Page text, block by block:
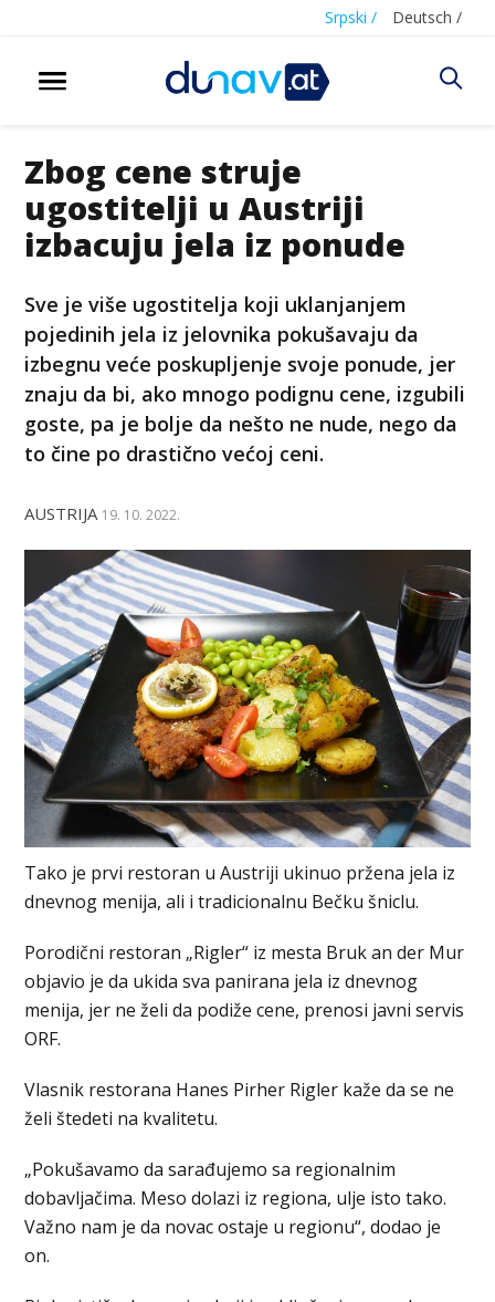
Srpski / Deutsch /
Zbog cene struje
ugostitelji u Austriji
izbacuju jela iz ponude
Sve je više ugostitelja koji uklanjanjem
pojedinih jela iz jelovnika pokušavaju da
izbegnu veće poskupljenje svoje ponude, jer
znaju da bi, ako mnogo podignu cene, izgubili
goste, pa je bolje da nešto ne nude, nego da
to čine po drastično većoj ceni.
AUSTRIJA 19. 10. 2022.
Tako je prvi restoran u Austriji ukinuo pržena jela iz
dnevnog menija, ali i tradicionalnu Bečku šniclu.
Porodični restoran „Rigler“ iz mesta Bruk an der Mur
objavio je da ukida sva panirana jela iz dnevnog
menija, jer ne želi da podiže cene, prenosi javni servis
ORF.
Vlasnik restorana Hanes Pirher Rigler kaže da se ne
želi štedeti na kvalitetu.
„Pokušavamo da sarađujemo sa regionalnim
dobavljačima. Meso dolazi iz regiona, ulje isto tako.
Važno nam je da novac ostaje u regionu“, dodao je
on.